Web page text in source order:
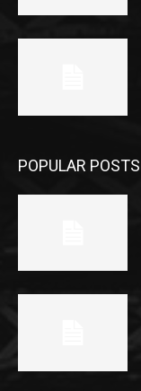
POPULAR POSTS